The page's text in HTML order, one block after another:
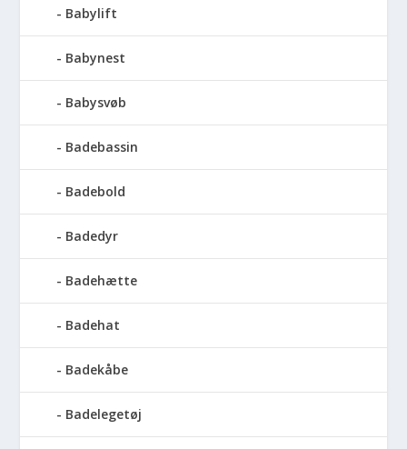
Babylift
Babynest
Babysvøb
Badebassin
Badebold
Badedyr
Badehætte
Badehat
Badekåbe
Badelegetøj